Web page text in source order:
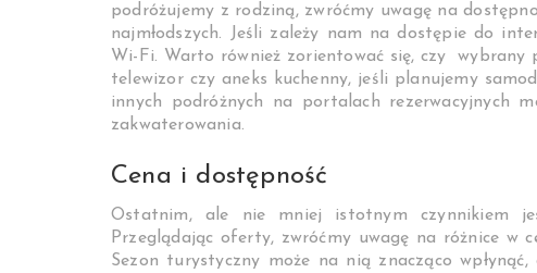
podróżujemy z rodziną, zwróćmy uwagę na
najmłodszych. Jeśli zależy nam na dostępie do
Wi-Fi. Warto również zorientować się, czy
telewizor czy aneks kuchenny, jeśli planujemy
innych podróżnych na portalach rezerwacyjnych
zakwaterowania.
Cena i dostępność
Ostatnim, ale nie mniej istotnym czynnikiem
Przeglądając oferty, zwróćmy uwagę na różnice w
Sezon turystyczny może na nią znacząco